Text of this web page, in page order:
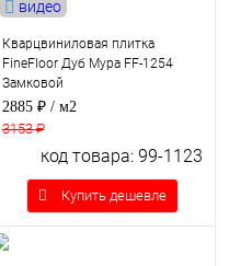
видео
Кварцвиниловая плитка
FineFloor Дуб Мура FF-1254
Замковой
2885 ₽ / м2
3153 ₽
код товара: 99-1123
Купить дешевле